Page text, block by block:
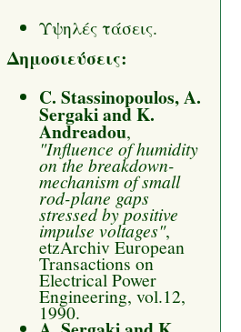
Υψηλές τάσεις.
Δημοσιεύσεις:
C. Stassinopoulos, A.
Sergaki and K.
Andreadou,
"Influence of humidity
on the breakdown-
mechanism of small
rod-plane gaps
stressed by positive
impulse voltages",
etzArchiv European
Transactions on
Electrical Power
Engineering, vol.12,
1990.